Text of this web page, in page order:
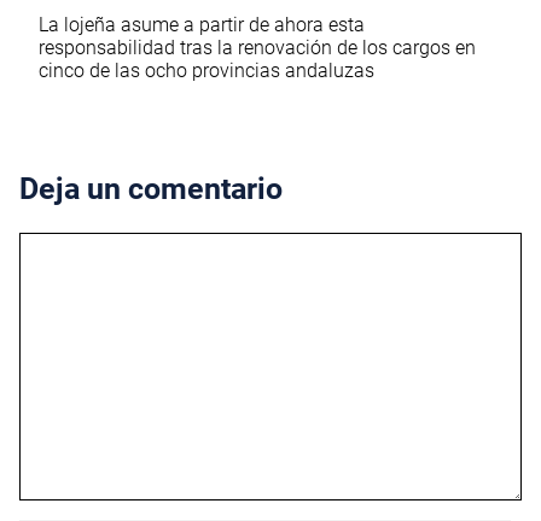
La lojeña asume a partir de ahora esta
responsabilidad tras la renovación de los cargos en
cinco de las ocho provincias andaluzas
Deja un comentario